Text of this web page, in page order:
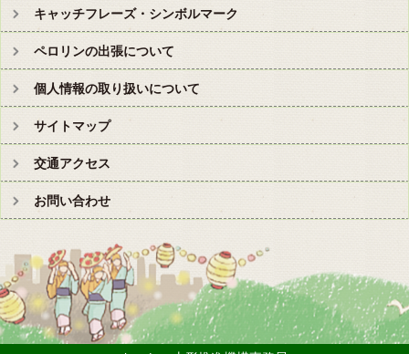
キャッチフレーズ・シンボルマーク
ペロリンの出張について
個人情報の取り扱いについて
サイトマップ
交通アクセス
お問い合わせ